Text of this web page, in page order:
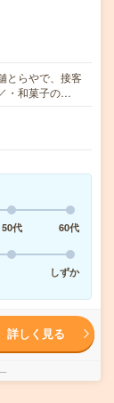
とらやで、接客
・和菓子の…
50代
60代
しずか
詳しく見る